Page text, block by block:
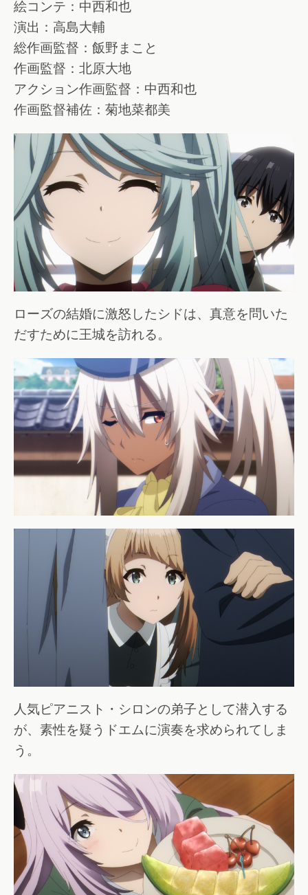
絵コンテ：中西和也
演出：高島大輔
総作画監督：飯野まこと
作画監督：北原大地
アクション作画監督：中西和也
作画監督補佐：菊地菜都美
ローズの結婚に激怒したシドは、真意を問いた
だすために王城を訪れる。
人気ピアニスト・シロンの弟子として潜入する
が、素性を疑うドエムに演奏を求められてしま
う。